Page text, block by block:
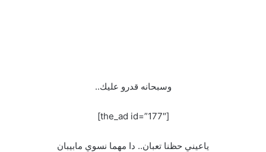
وسبحانه قدرو عليك..
[the_ad id=”177″]
ياعيني حظنا تعبان.. دا مهما نسوي مابيبان